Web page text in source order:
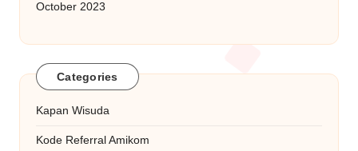
October 2023
Categories
Kapan Wisuda
Kode Referral Amikom